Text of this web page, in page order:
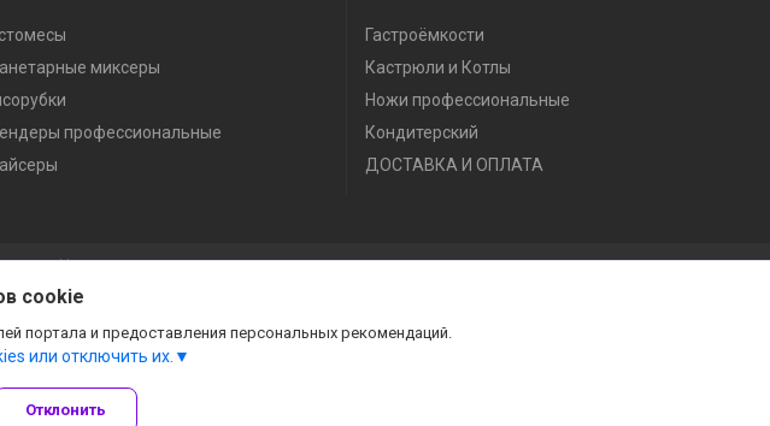
миксеры
профессиональные
Гастроёмкости
Кастрюли и Котлы
Ножи профессиональные
Кондитерский
ДОСТАВКА И ОПЛАТА
Deal.by
cookies
cookie
портала и предоставления персональных рекомендаций.
или отключить их.
Отклонить
на контент
▼